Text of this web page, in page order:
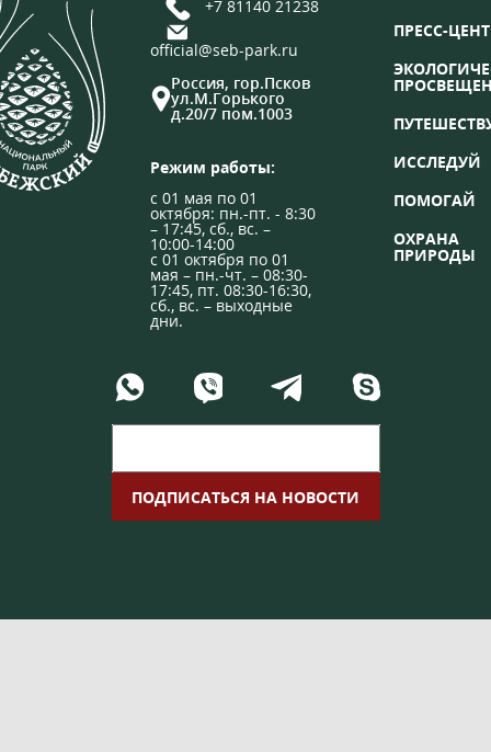
+7 81140 21238
official@seb-park.ru
Россия, гор.Псков
ул.М.Горького
д.20/7 пом.1003
Режим работы:
с 01 мая по 01
октября: пн.-пт. - 8:30
– 17:45, сб., вс. –
10:00-14:00
с 01 октября по 01
мая – пн.-чт. – 08:30-
17:45, пт. 08:30-16:30,
сб., вс. – выходные
дни.
ПРЕСС-
ИССЛЕДУЙ
ПОМОГАЙ
ОХРАНА
ПРИРОДЫ